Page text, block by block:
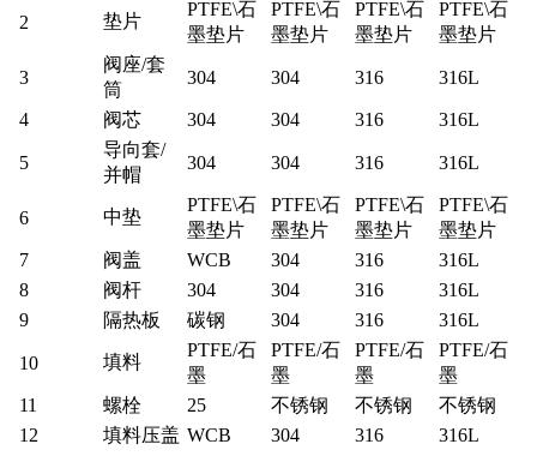
2 垫片
PTFE\石
墨垫片
PTFE\石
墨垫片
PTFE\石
墨垫片
PTFE\石
墨垫片
3
阀座/套
筒
304 304 316 316L
4 阀芯 304 304 316 316L
5
导向套/
并帽
304 304 316 316L
6 中垫
PTFE\石
墨垫片
PTFE\石
墨垫片
PTFE\石
墨垫片
PTFE\石
墨垫片
7
阀盖 WCB 304 316
316L
8
阀杆 304 304 316
316L
9
隔热板 碳钢 304 316 316L
10 填料
PTFE/石
墨
PTFE/石
墨
PTFE/石
墨
PTFE/石
墨
11
螺栓 25 不锈钢 不锈钢
不锈钢
12
填料压盖 WCB 304 316 316L